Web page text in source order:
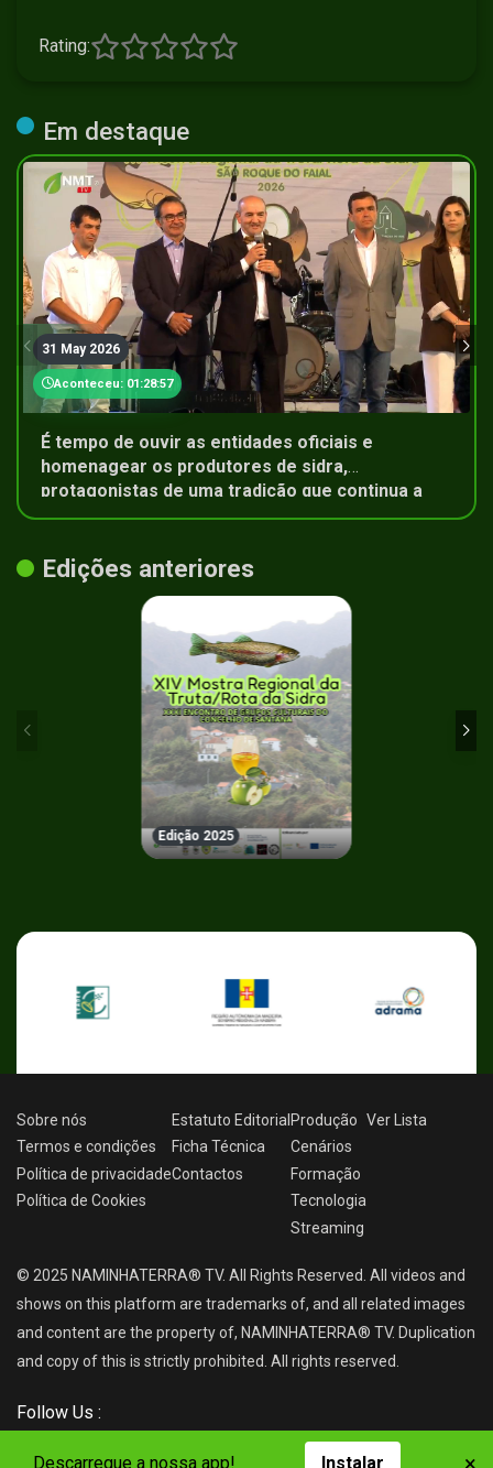
Rating:
Em destaque
31 May 2026
Aconteceu: 01:28:57
É tempo de ouvir as entidades oficiais e
homenagear os produtores de sidra,
protagonistas de uma tradição que continua a
marcar a identidade da Madeira
Edições anteriores
Edição 2025
Sobre nós
Termos e condições
Política de privacidade
Política de Cookies
Estatuto Editorial
Ficha Técnica
Contactos
Produção
Cenários
Formação
Tecnologia
Streaming
Ver Lista
© 2025 NAMINHATERRA® TV. All Rights Reserved. All videos and
shows on this platform are trademarks of, and all related images
and content are the property of, NAMINHATERRA® TV. Duplication
and copy of this is strictly prohibited. All rights reserved.
Follow Us :
Descarregue a nossa app! Instalar